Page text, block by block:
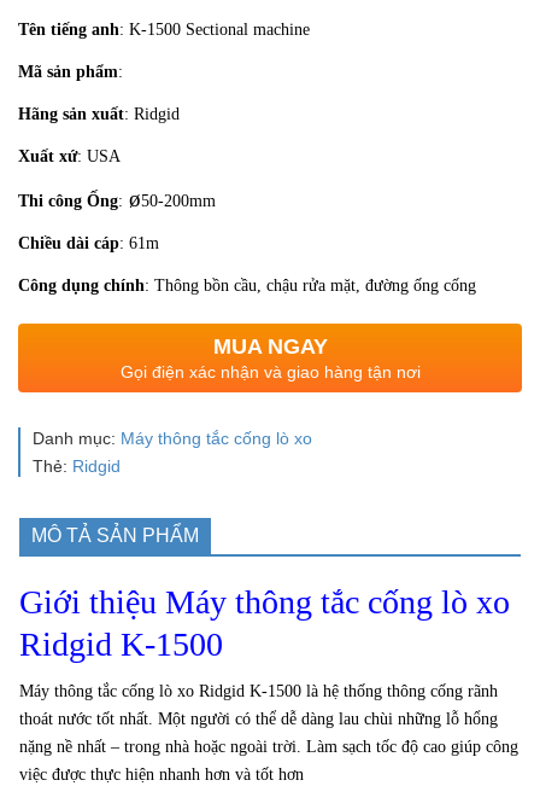
Tên tiếng anh: K-1500 Sectional machine
Mã sản phẩm:
Hãng sản xuất: Ridgid
Xuất xứ: USA
Thi công Ống: ø50-200mm
Chiều dài cáp: 61m
Công dụng chính: Thông bồn cầu, chậu rửa mặt, đường ống cống
MUA NGAY
Gọi điện xác nhận và giao hàng tận nơi
Danh mục: Máy thông tắc cống lò xo
Thẻ: Ridgid
MÔ TẢ SẢN PHẨM
Giới thiệu Máy thông tắc cống lò xo
Ridgid K-1500
Máy thông tắc cống lò xo Ridgid K-1500 là hệ thống thông cống rãnh
thoát nước tốt nhất. Một người có thể dễ dàng lau chùi những lỗ hổng
nặng nề nhất – trong nhà hoặc ngoài trời. Làm sạch tốc độ cao giúp công
việc được thực hiện nhanh hơn và tốt hơn